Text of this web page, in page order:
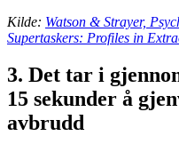
Kilde: Watson & Strayer,
Supertaskers: Profiles in
3. Det tar i
15 sekunder å
avbrudd